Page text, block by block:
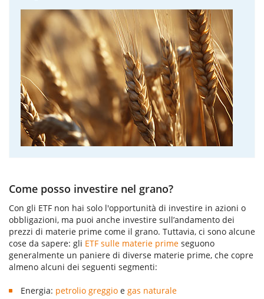
Come posso investire nel grano?
Con gli ETF non hai solo l'opportunità di investire in azioni o
obbligazioni, ma puoi anche investire sull’andamento dei
prezzi di materie prime come il grano. Tuttavia, ci sono alcune
cose da sapere: gli ETF sulle materie prime seguono
generalmente un paniere di diverse materie prime, che copre
almeno alcuni dei seguenti segmenti:
Energia: petrolio greggio e gas naturale